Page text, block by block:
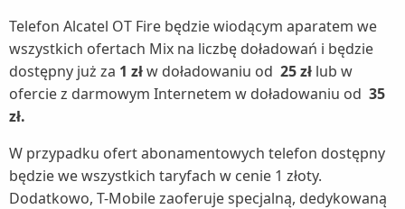
Telefon Alcatel OT Fire będzie wiodącym aparatem we
wszystkich ofertach Mix na liczbę doładowań i będzie
dostępny już za 1 złw doładowaniu od 25 zł lub w
ofercie z darmowym Internetem w doładowaniu od 35
zł.
W przypadku ofert abonamentowych telefon dostępny
będzie we wszystkich taryfach w cenie 1 złoty.
Dodatkowo, T-Mobile zaoferuje specjalną, dedykowaną